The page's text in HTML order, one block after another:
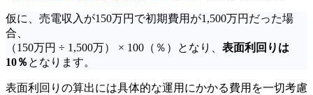
仮に、売電収入が150万円で初期費用が1,500万円だった場
合、
（150万円 ÷ 1,500万） × 100（％）となり、 表面利回りは
10％ となります。
表面利回りの算出には具体的な運用にかかる費用を一切考慮